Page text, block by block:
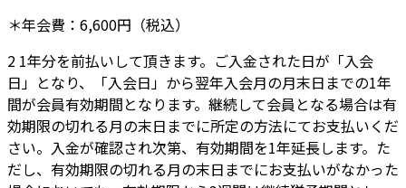
＊年会費：6,600円（税込）
2 1年分を前払いして頂きます。ご入金された日が「入会
日」となり、「入会日」から翌年入会月の月末日までの1年
間が会員有効期間となります。継続して会員となる場合は有
効期限の切れる月の末日までに所定の方法にてお支払いくだ
さい。入金が確認され次第、有効期間を1年延長します。た
だし、有効期限の切れる月の末日までにお支払いがなかった